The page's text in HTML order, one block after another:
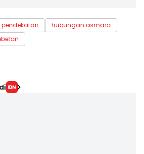
pendekatan
hubungan asmara